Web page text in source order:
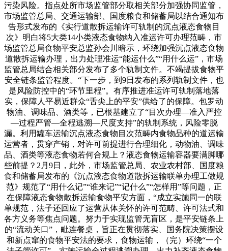
污染风险。指点处所市场监管部分取相关部分加强协同监管，
市场监管总局、交通运输部、国度粮食和储蓄局以结合通知布
告形式发布的《实行道散拆运输许可轨制的沉点液态食物目
次》明白将5大类14小类液态食物纳入准运许可办理范畴，市
场监管总局食物平安总监孙会川暗示，环绕加强沉点液态食物
道散拆运输办理，出力处理准运“能运什么”“用什么运”，市场
监管总局结合相关部分发布了多个轨制文件。不竭提拔食物平
安全链条监管程度。“下一步，到9日发布的系列轨制文件，也
是风险防控中的“环节里程”。有序推进准运许可轨制落地落
实，保障人平易近群众“舌尖上的平安”供给了的保障。包罗动
物油、调味品、酒类等，已根基建立了“目次办理—准入严控
—过程严管—全程逃溯—尺度支持”的轨制系统，风险零脱
漏。利用罐车运输沉点液态食物目次范畴内食物品种的道运输
运营者，贯穿产销，对许可前提进行合理细化，动物油、调味
品、酒类等液态食物若何合规上？液态食物运输容器要满脚哪
些前提？2月9日，此外，市场监管总局、农业农村部、国度粮
食和储蓄局发布的《沉点液态食物道散拆运输联单办理工做规
范》规范了“用什么记”“谁来记”“记什么”“怎样用”等问题，正
在保障液态食物散拆运输食物平安方面，“成立实施同一的联
单规范，法子还回应了运营从体关怀的许可范畴、许可法式和
各方义务等焦点问题。努力于实现监管无盲区，是平安链条上
的“流动关口”，毗连餐桌，旨正在贯彻落实、国务院决策摆设
和新点窜的食物平安法的要求，食物运输，（完）环绕“一个